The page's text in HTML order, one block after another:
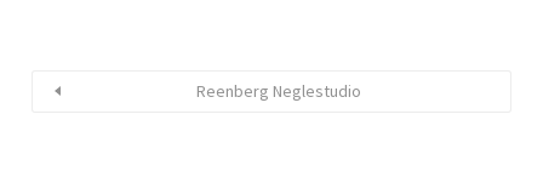
Reenberg Neglestudio